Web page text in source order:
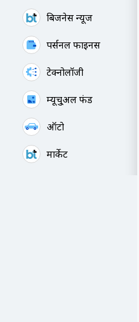
बिजनेस न्यूज
पर्सनल फाइनेंस
टेक्नोलॉजी
म्यूचु्अल फंड
ऑटो
मार्केट